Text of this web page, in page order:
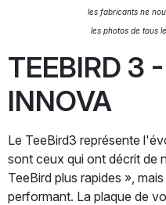
les fabricants ne
les photos de tous
TEEBIRD 3 -
INNOVA
Le TeeBird3 représente
sont ceux qui ont décrit de
TeeBird plus rapides »,
performant. La plaque de